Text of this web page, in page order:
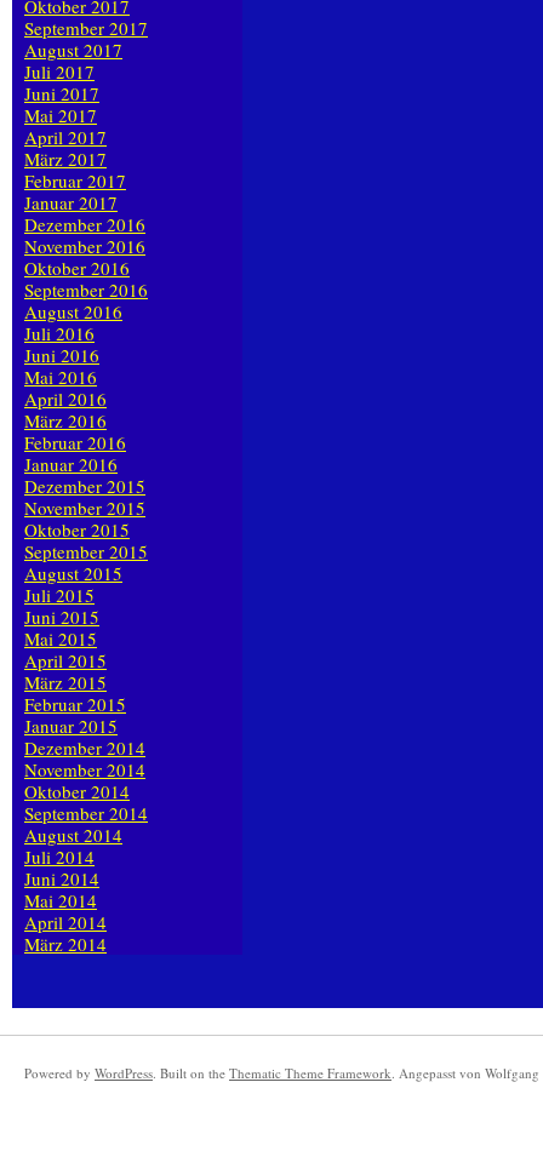
Oktober 2017
September 2017
August 2017
Juli 2017
Juni 2017
Mai 2017
April 2017
März 2017
Februar 2017
Januar 2017
Dezember 2016
November 2016
Oktober 2016
September 2016
August 2016
Juli 2016
Juni 2016
Mai 2016
April 2016
März 2016
Februar 2016
Januar 2016
Dezember 2015
November 2015
Oktober 2015
September 2015
August 2015
Juli 2015
Juni 2015
Mai 2015
April 2015
März 2015
Februar 2015
Januar 2015
Dezember 2014
November 2014
Oktober 2014
September 2014
August 2014
Juli 2014
Juni 2014
Mai 2014
April 2014
März 2014
Powered by WordPress. Built on the Thematic Theme Framework. Angepasst von